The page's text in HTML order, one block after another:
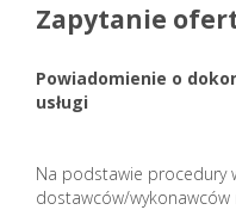
Zapytanie
Powiadomienie o
usługi
Na podstawie procedury
dostawców/